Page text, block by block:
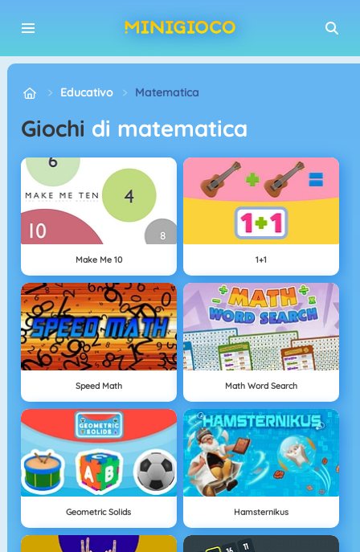
Educativo Matematica
Giochi di matematica
Make Me 10 1+1
Speed Math Math Word Search
Geometric Solids Hamsternikus